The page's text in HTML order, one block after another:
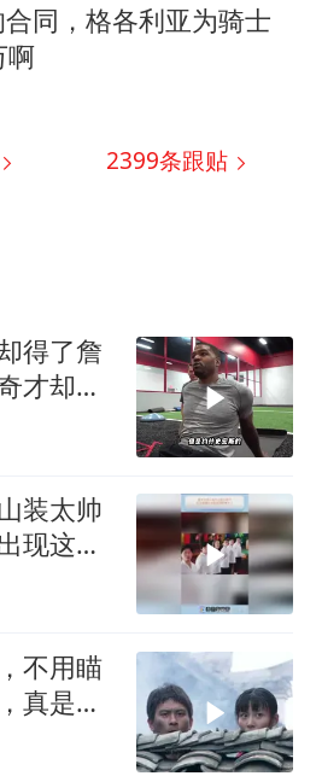
同，格各利亚为骑士
啊
2399条跟贴
得了詹
才却成
装太帅
现这种
不用瞄
真是奇